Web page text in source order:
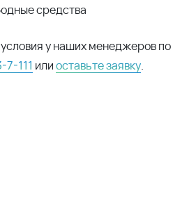
средства
у наших менеджеров по
111 илиоставьте заявку.